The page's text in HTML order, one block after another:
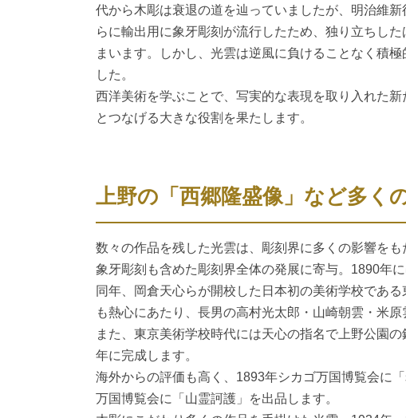
代から木彫は衰退の道を辿っていましたが、明治維
らに輸出用に象牙彫刻が流行したため、独り立ちし
まいます。しかし、光雲は逆風に負けることなく積
した。
西洋美術を学ぶことで、写実的な表現を取り入れた
とつなげる大きな役割を果たします。
上野の「西郷隆盛像」など多く
数々の作品を残した光雲は、彫刻界に多くの影響を
象牙彫刻も含めた彫刻界全体の発展に寄与。1890年
同年、岡倉天心らが開校した日本初の美術学校であ
も熱心にあたり、長男の高村光太郎・山崎朝雲・米
また、東京美術学校時代には天心の指名で上野公園
年に完成します。
海外からの評価も高く、1893年シカゴ万国博覧会に
万国博覧会に「山霊訶護」を出品します。